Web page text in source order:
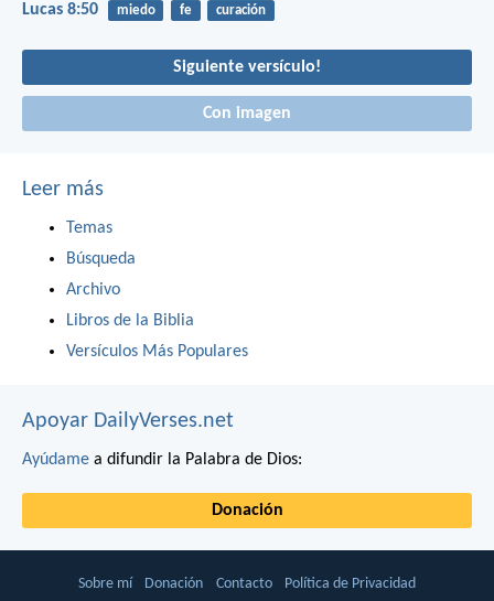
Lucas 8:50 miedo fe curación
Siguiente versículo!
Con imagen
Leer más
Temas
Búsqueda
Archivo
Libros de la Biblia
Versículos Más Populares
Apoyar DailyVerses.net
Ayúdame a difundir la Palabra de Dios:
Donación
Sobre mí Donación Contacto Política de Privacidad